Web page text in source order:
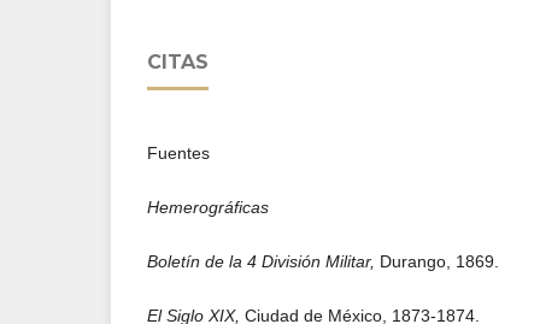
CITAS
Fuentes
Hemerográficas
Boletín de la 4 División Militar, Durango, 1869.
El Siglo XIX, Ciudad de México, 1873-1874.